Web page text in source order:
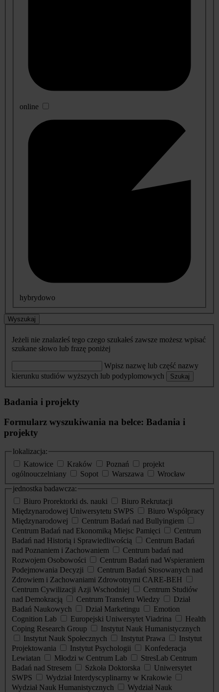
online
hybrydowo
Wyszukaj
Jeżeli nie znalazłeś tego czego szukałeś zawsze możesz wpisać
szukane słowo lub frazę poniżej
Wpisz nazwę lub część nazwy
kierunku studiów wyższych lub podyplomowych
Szukaj
Badania i projekty
Formularz wyszukiwania na belce: Badania i
projekty
lokalizacja:
Katowice
Kraków Poznań
projekt
ogólnouczelniany
Sopot Warszawa
Wrocław
jednostka badawcza:
Biuro Prorektorki ds. nauki
Biuro Rekrutacji
Międzynarodowej Uniwersytetu SWPS
Biuro Współpracy
Międzynarodowej
Centrum Badań nad Bullyingiem
Centrum Badań nad Ekonomiką Miejsc Pamięci
Centrum
Badań nad Historią i Sprawiedliwością
Centrum Badań
nad Poznaniem i Zachowaniem
Centrum badań nad
Rozwojem Osobowości
Centrum Badań nad Wspieraniem
Podejmowania Decyzji
Centrum Badań Stosowanych nad
Zdrowiem i Zachowaniami Zdrowotnymi CARE-BEH
Centrum Cywilizacji Azji Wschodniej
Centrum Studiów
nad Demokracją
Centrum Transferu Wiedzy
Dział
Badań Naukowych
Dział Marketingu
Emotion
Cognition Lab
Europejski Uniwersytet Viadrina
Health
Coping Research Group
Instytut Nauk Humanistycznych
Instytut Nauk Społecznych
Instytut Prawa
Instytut
Projektowania
Instytut Psychologii
Konfederacja
Lewiatan
Młodzi w Centrum Lab
StresLab Centrum
Badań nad Stresem
Szkoła Doktorska
Uniwersytet
SWPS
Wydział Interdyscyplinarny w Krakowie
Wydział Nauk Humanistycznych
Wydział Nauk